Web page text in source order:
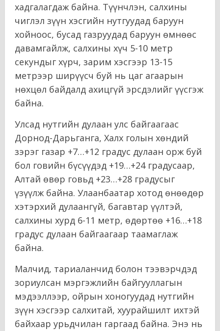
хадгалагдаж байна. Түүнчлэн, салхины
чиглэл зүүн хэсгийн нутгуудад баруун
хойноос, бусад газруудад баруун өмнөөс
давамгайлж, салхины хүч 5-10 метр
секундыг хүрч, зарим хэсгээр 13-15
метрээр ширүүсч буй нь цаг агаарын
нөхцөл байдалд ахицгүй эрсдэлийг үүсгэж
байна.
Улсад нутгийн дулаан улс байгаагаас
Дорнод-Дарьганга, Халх голын хөндий
зэрэг газар +7…+12 градус дулаан орж буй
бол говийн бүсүүдэд +19…+24 градусаар,
Алтай өвөр говьд +23…+28 градусыг
үзүүлж байна. Улаанбаатар хотод өнөөдөр
хэтэрхий дулаангүй, багавтар үүлтэй,
салхины хурд 6-11 метр, өдөртөө +16…+18
градус дулаан байгаагаар таамаглаж
байна.
Малчид, тариаланчид болон тээвэрчдэд
зориулсан мэргэжлийн байгууллагын
мэдээллээр, ойрын хоногуудад нутгийн
зүүн хэсгээр салхитай, хуурайшилт ихтэй
байхаар урьдчилан гаргаад байна. Энэ нь